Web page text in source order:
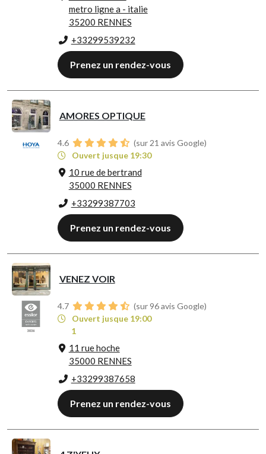
metro ligne a - italie
35200 RENNES
+33299539232
Prenez un rendez-vous
AMORES OPTIQUE
4.6
(sur 21 avis Google)
Ouvert jusque 19:30
10 rue de bertrand
35000 RENNES
+33299387703
Prenez un rendez-vous
VENEZ VOIR
4.7
(sur 96 avis Google)
Ouvert jusque 19:00
1
11 rue hoche
35000 RENNES
+33299387658
Prenez un rendez-vous